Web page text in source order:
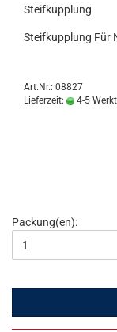
Steifkupplung
Steifkupplung Für
Art.Nr.: 08827
Lieferzeit:
4-5
Packung(en):